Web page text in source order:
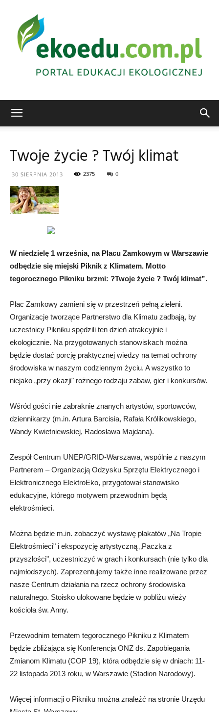
ekologiczna
Twoje życie ? Twój klimat
30 SIERPNIA 2013 2375 0
W niedzielę 1 września, na Placu Zamkowym w Warszawie
odbędzie się miejski Piknik z Klimatem. Motto
tegorocznego Pikniku brzmi: ?Twoje życie ? Twój klimat”.
Plac Zamkowy zamieni się w przestrzeń pełną zieleni.
Organizacje tworzące Partnerstwo dla Klimatu zadbają, by
uczestnicy Pikniku spędzili ten dzień atrakcyjnie i
ekologicznie. Na przygotowanych stanowiskach można
będzie dostać porcję praktycznej wiedzy na temat ochrony
środowiska w naszym codziennym życiu. A wszystko to
niejako „przy okazji" rożnego rodzaju zabaw, gier i konkursów.
Wśród gości nie zabraknie znanych artystów, sportowców,
dziennikarzy (m.in. Artura Barcisia, Rafała Królikowskiego,
Wandy Kwietniewskiej, Radosława Majdana).
Zespół Centrum UNEP/GRID-Warszawa, wspólnie z naszym
Partnerem – Organizacją Odzysku Sprzętu Elektrycznego i
Elektronicznego ElektroEko, przygotował stanowisko
edukacyjne, którego motywem przewodnim będą
elektrośmieci.
Można będzie m.in. zobaczyć wystawę plakatów „Na Tropie
Elektrośmieci" i ekspozycję artystyczną „Paczka z
przyszłości", uczestniczyć w grach i konkursach (nie tylko dla
najmłodszych). Zaprezentujemy także inne realizowane przez
nasze Centrum działania na rzecz ochrony środowiska
naturalnego. Stoisko ulokowane będzie w pobliżu wieży
kościoła św. Anny.
Przewodnim tematem tegorocznego Pikniku z Klimatem
będzie zbliżająca się Konferencja ONZ ds. Zapobiegania
Zmianom Klimatu (COP 19), która odbędzie się w dniach: 11-
22 listopada 2013 roku, w Warszawie (Stadion Narodowy).
Więcej informacji o Pikniku można znaleźć na stronie Urzędu